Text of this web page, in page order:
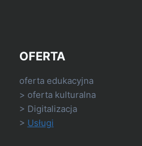
OFERTA
oferta edukacyjna
> oferta kulturalna
> Digitalizacja
> Usługi